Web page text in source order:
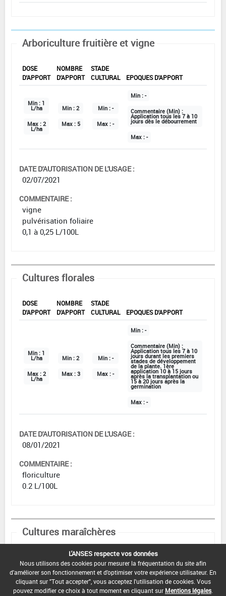
Arboriculture fruitière et vigne
DOSE
D'APPORT
NOMBRE
D'APPORT
STADE
CULTURAL
EPOQUES D'APPORT
Min : 1
L/ha
Max : 2
L/ha
Min : 2
Max : 5
Min : -
Max : -
Min : -
Commentaire (Min) :
Application tous les 7 à 10
jours dès le débourrement
Max : -
DATE D'AUTORISATION DE L'USAGE :
02/07/2021
COMMENTAIRE :
vigne
pulvérisation foliaire
0,1 à 0,25 L/100L
Cultures florales
DOSE
D'APPORT
NOMBRE
D'APPORT
STADE
CULTURAL
EPOQUES D'APPORT
Min : 1
L/ha
Max : 2
L/ha
Min : 2
Max : 3
Min : -
Max : -
Min : -
Commentaire (Min) :
Application tous les 7 à 10
jours durant les premiers
stades de développement
de la plante. 1ère
application 10 à 15 jours
après la transplantation ou
15 à 20 jours après la
germination
Max : -
DATE D'AUTORISATION DE L'USAGE :
08/01/2021
COMMENTAIRE :
floriculture
0.2 L/100L
Cultures maraîchères
D'APPORT
NOMBRE
D'APPORT
STADE
CULTURAL
EPOQUES D'APPORT
Min :2
Min :-
L'ANSES respecte vos données
Nous utilisons des cookies pour mesurer la fréquentation du site afin
d'améliorer son fonctionnement et d'optimiser votre expérience utilisateur. En
cliquant sur "Tout accepter", vous acceptez l'utilisation de cookies. Vous
pouvez modifier ce choix à tout moment en cliquant sur Mentions légales